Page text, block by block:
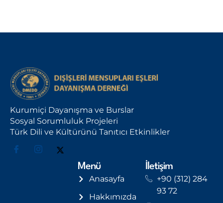
Kurumiçi Dayanışma ve Burslar
Sosyal Sorumluluk Projeleri
Türk Dili ve Kültürünü Tanıtıcı Etkinlikler
Menü
Anasayfa
Hakkımızda
İletişim
+90 (312) 284
93 72